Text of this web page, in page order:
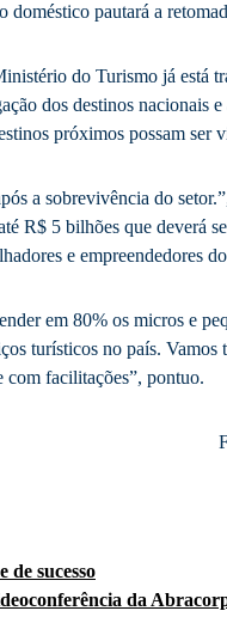
pautará a
do Turismo já está
dos destinos nacionais
próximos possam ser
a sobrevivência do
R$ 5 bilhões que deverá
e empreendedores
em 80% os micros e
turísticos no país. Vamos
com facilitações”, pontuo.
de sucesso
da